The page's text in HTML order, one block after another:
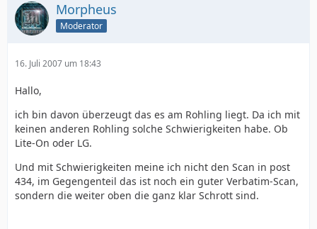
Morpheus
Moderator
16. Juli 2007 um 18:43
Hallo,
ich bin davon überzeugt das es am Rohling liegt. Da ich mit
keinen anderen Rohling solche Schwierigkeiten habe. Ob
Lite-On oder LG.
Und mit Schwierigkeiten meine ich nicht den Scan in post
434, im Gegengenteil das ist noch ein guter Verbatim-Scan,
sondern die weiter oben die ganz klar Schrott sind.